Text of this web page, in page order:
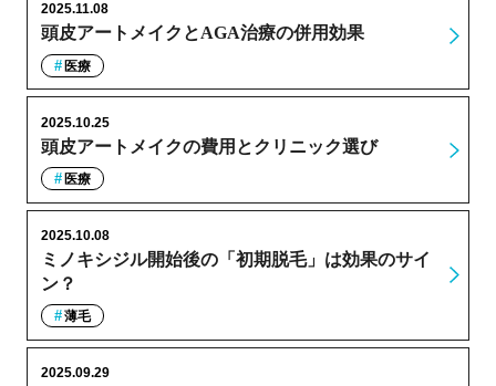
頭皮アートメイクとAGA治療の併用効果
2025.11.08
医療
頭皮アートメイクの費用とクリニック選び
2025.10.25
医療
ミノキシジル開始後の「初期脱毛」は効果のサイ
ン？
2025.10.08
薄毛
2025.09.29